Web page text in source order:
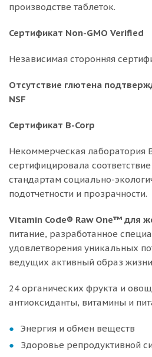
производстве таблеток.
Сертификат Non-GMO Verified
Независимая сторонняя
Отсутствие глютена
NSF
Сертификат B-Corp
Некоммерческая лаборатория
сертифицировала
стандартам социально-
подотчетности и прозрачности.
Vitamin Code® Raw One™ для
питание, разработанное
удовлетворения уникальных
ведущих активный образ
24 органических фрукта и
антиоксиданты, витамины и
Энергия и обмен веществ
Здоровье репродуктивной